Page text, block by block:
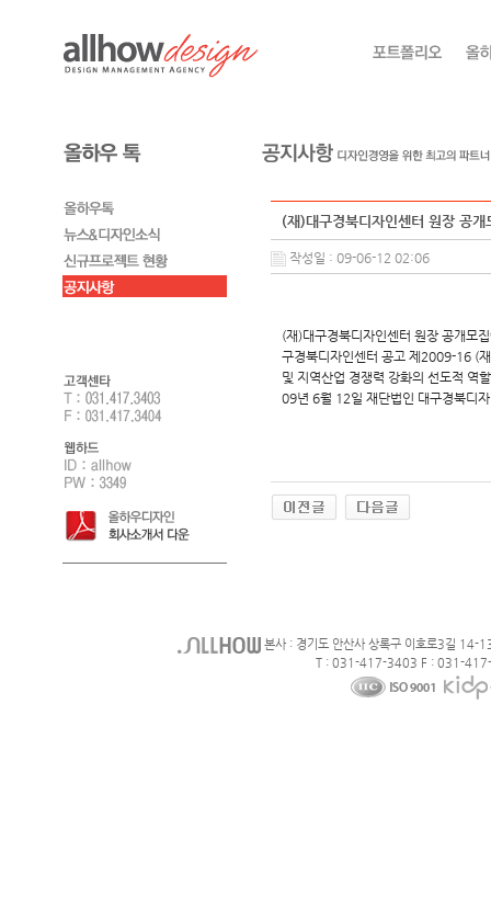
(재)대구경북디자인센터 원장 공
작성일 : 09-06-12 02:06
(재)대구경북디자인센터 원장 공개모
구경북디자인센터 공고 제2009-16 (
및 지역산업 경쟁력 강화의 선도적 역
09년 6월 12일 재단법인 대구경북디
본사 : 경기도 안산사 상록구 이호로3길 14-
T : 031-417-3403 F : 031-